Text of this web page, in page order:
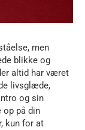
men
blikke og
altid har været
livsglæde,
og sin
op på din
kun for at